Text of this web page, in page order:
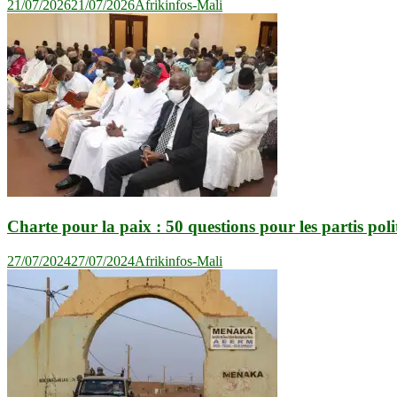
21/07/202621/07/2026Afrikinfos-Mali
Charte pour la paix : 50 questions pour les partis
27/07/202427/07/2024Afrikinfos-Mali